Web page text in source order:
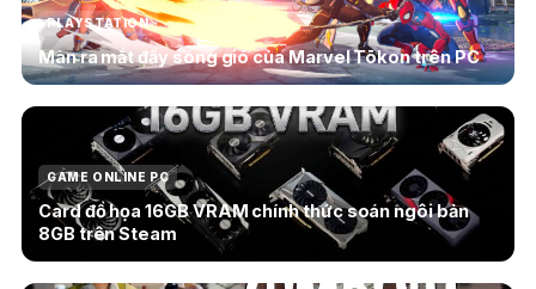
PLAYSTATION
Màn ra mắt đầy sóng gió của Marvel Tōkon trên PC
GAME ONLINE PC
Card đồ họa 16GB VRAM chính thức soán ngôi bản
8GB trên Steam